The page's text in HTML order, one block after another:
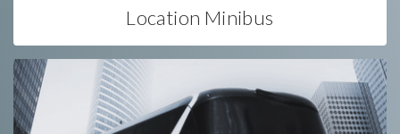
Location Minibus